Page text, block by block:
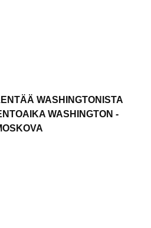
WASHINGTONISTA
WASHINGTON -